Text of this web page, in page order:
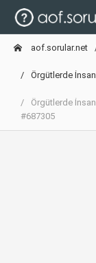
aof.sorular.net
Örgütlerde İnsan
Örgütlerde
#687305